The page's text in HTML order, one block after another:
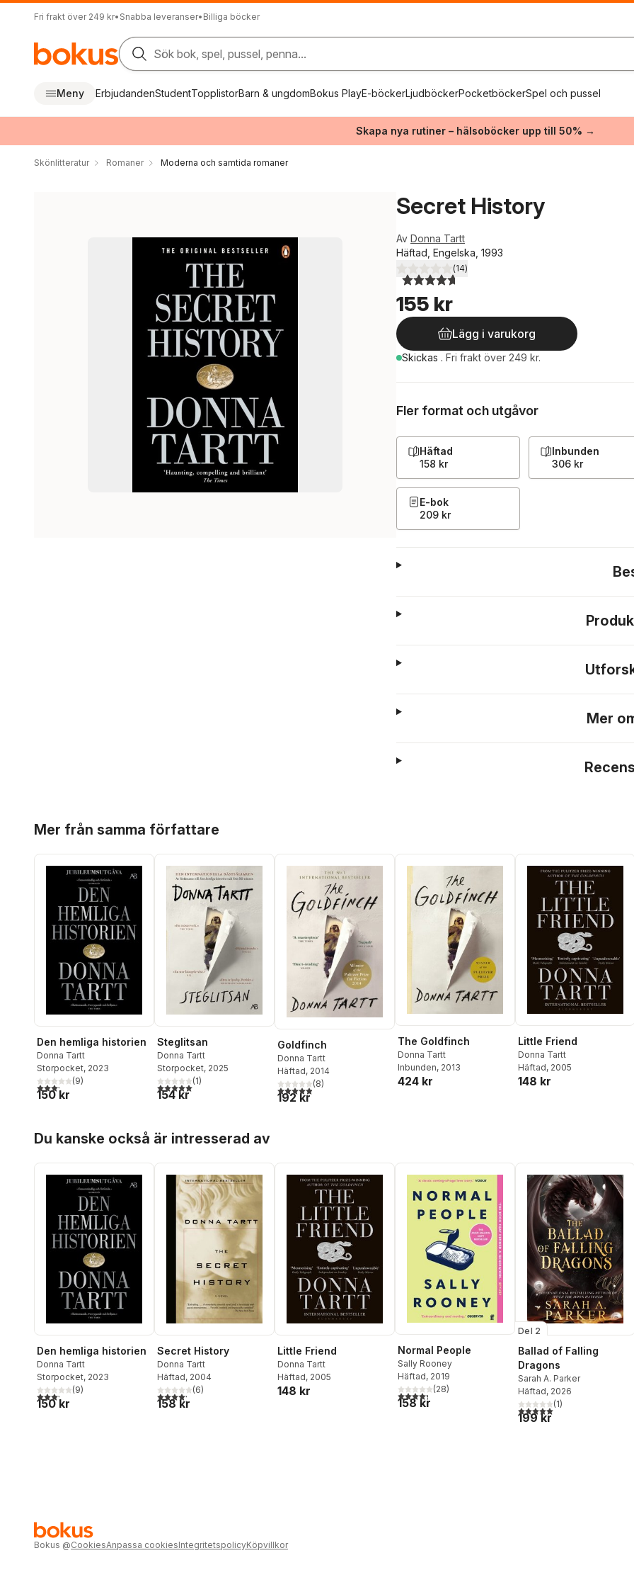
Fri frakt över 249 kr• Snabba leveranser• Billiga böcker
Sök bok, spel, pussel, penna...
Meny ErbjudandenStudentTopplistorBarn & ungdomBokus PlayE-böckerLjudböckerPocketböckerSpel och pussel
Skapa nya rutiner – hälsoböcker upp till 50% →
Skönlitteratur Romaner Moderna och samtida romaner
Secret History
Av Donna Tartt
Häftad, Engelska, 1993
4,7utav 5 stjärnor. Totalt antal röster:
(14)
155 kr
Lägg i varukorg
Skickas . Fri frakt över 249 kr.
Fler format och utgåvor
Häftad
158 kr
Inbunden
306 kr
E-bok
209 kr
Mer
Mer från samma författare
Den hemliga historien
Donna Tartt
Storpocket, 2023
3,2utav 5 stjärnor. Totalt antal röster:
(9)
150 kr
Steglitsan
Donna Tartt
Storpocket, 2025
5,0utav 5 stjärnor. Totalt antal röster:
(1)
154 kr
Goldfinch
Donna Tartt
Häftad, 2014
4,9utav 5 stjärnor. Totalt antal röster:
(8)
192 kr
The Goldfinch
Donna Tartt
Inbunden, 2013
424 kr
Little Friend
Donna Tartt
Häftad, 2005
148 kr
Du kanske också är intresserad av
Den hemliga historien
Donna Tartt
Storpocket, 2023
3,2utav 5 stjärnor. Totalt antal röster:
(9)
150 kr
Secret History
Donna Tartt
Häftad, 2004
4,2utav 5 stjärnor. Totalt antal röster:
(6)
158 kr
Little Friend
Donna Tartt
Häftad, 2005
148 kr
Normal People
Sally Rooney
Häftad, 2019
4,3utav 5 stjärnor. Totalt antal röster:
(28)
158 kr
Del 2
Ballad of Falling
Dragons
Sarah A. Parker
Häftad, 2026
5,0utav 5 stjärnor. Totalt
(1)
199 kr
Bokus @CookiesAnpassa cookiesIntegritetspolicyKöpvillkor